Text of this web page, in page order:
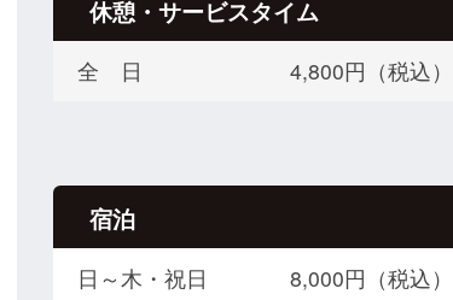
休憩・サービスタイム
全 日 4,800円（税込）
宿泊
日～木・祝日
8,000円（税込）